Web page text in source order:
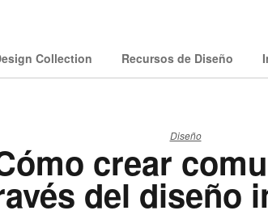
Collection Recursos de Diseño
Diseño
crear
del diseño